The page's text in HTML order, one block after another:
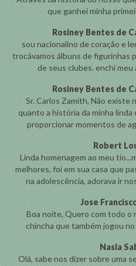
que ganhei minha
Rosiney Bentes de
sou nacionalino de coração e
trocávamos álbuns de figurinhas
de seus clubes. enchi meu
Rosiney Bentes de
Sr. Carlos Zamith, Não existe
quanto a história da minha
proporcionar momentos de
Robert
Linda homenagem ao meu
melhores, foi em sua casa que
na adolescência, adorava ir
Jose
Boa noite, Quero com todo o
chincha que também jogou no
Nasla
Olá, sabe nos dizer sobre uma